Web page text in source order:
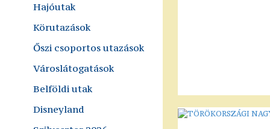
Hajóutak
Körutazások
Őszi csoportos utazások
Városlátogatások
Belföldi utak
Disneyland